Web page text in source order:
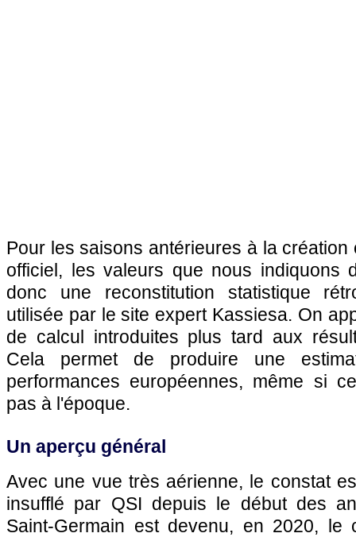
Pour les saisons antérieures à la création
officiel, les valeurs que nous indiquons
donc une reconstitution statistique
utilisée par le site expert Kassiesa. On
de calcul introduites plus tard aux
Cela permet de produire une
performances européennes, même si
pas à l'époque.
Un aperçu général
Avec une vue très aérienne, le constat
insufflé par QSI depuis le début des
Saint-Germain est devenu, en 2020, le